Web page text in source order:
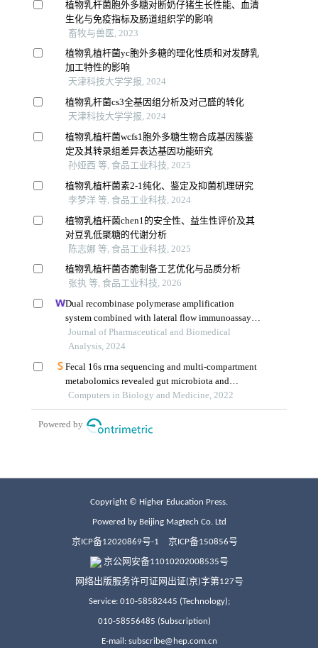
Copyright © Higher Education Press.
Powered by Beijing Magtech Co. Ltd
京ICP备12020869号-1 京ICP备150856号
京公网安备11010202008535号
网络出版服务许可证网出证(京)字第127号
Service: 010-58582445 (Technology);
010-58556485 (Subscription)
E-mail: subscribe@hep.com.cn